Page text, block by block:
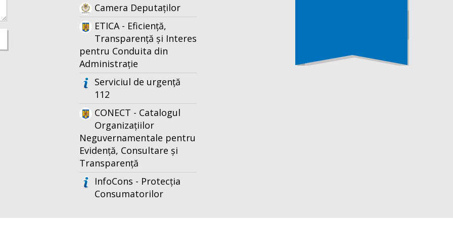
Camera Deputaților
ETICA - Eficiență,
Transparență și Interes
pentru Conduita din
Administrație
Serviciul de urgență
112
CONECT - Catalogul
Organizațiilor
Neguvernamentale pentru
Evidență, Consultare și
Transparență
InfoCons - Protecția
Consumatorilor